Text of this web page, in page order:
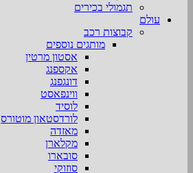
תגמולי בכירים
עולם
קבוצות רכב
מותגים נוספים
אסטון מרטין
אקספנג
דונגפנג
ווינפאסט
לוסיד
לורדסטאון מוטורס
מאזדה
מקלארן
סובארו
סוזוקי